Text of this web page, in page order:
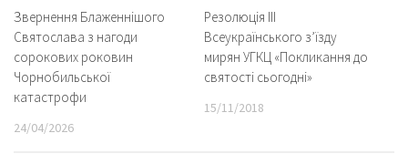
Звернення Блаженнішого
Святослава з нагоди
сорокових роковин
Чорнобильської
катастрофи
24/04/2026
Резолюція ІІІ
Всеукраїнського з’їзду
мирян УГКЦ «Покликання до
святості сьогодні»
15/11/2018